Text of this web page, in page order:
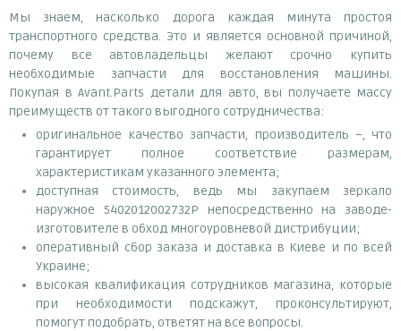
Мы знаем, насколько дорога каждая минута простоя
транспортного средства. Это и является основной причиной,
почему все автовладельцы желают срочно купить
необходимые запчасти для восстановления машины.
Покупая в Avant.Parts детали для авто, вы получаете массу
преимуществ от такого выгодного сотрудничества:
оригинальное качество запчасти, производитель –, что
гарантирует полное соответствие размерам,
характеристикам указанного элемента;
доступная стоимость, ведь мы закупаем зеркало
наружное 5402012002732P непосредственно на заводе-
изготовителе в обход многоуровневой дистрибуции;
оперативный сбор заказа и доставка в Киеве и по всей
Украине;
высокая квалификация сотрудников магазина, которые
при необходимости подскажут, проконсультируют,
помогут подобрать, ответят на все вопросы.